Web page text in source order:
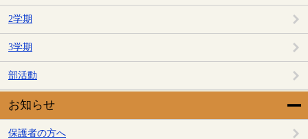
2学期
3学期
部活動
お知らせ
保護者の方へ